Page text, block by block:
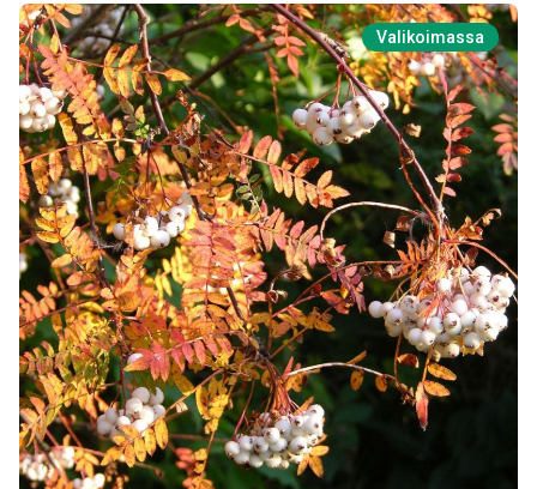
Valikoimassa